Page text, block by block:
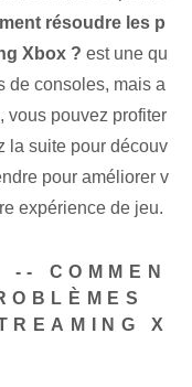
résoudre les p
Xbox ? est une qu
de consoles, mais a
vous pouvez profiter
la suite pour découv
pour améliorer v
expérience de jeu.
COMMEN
X